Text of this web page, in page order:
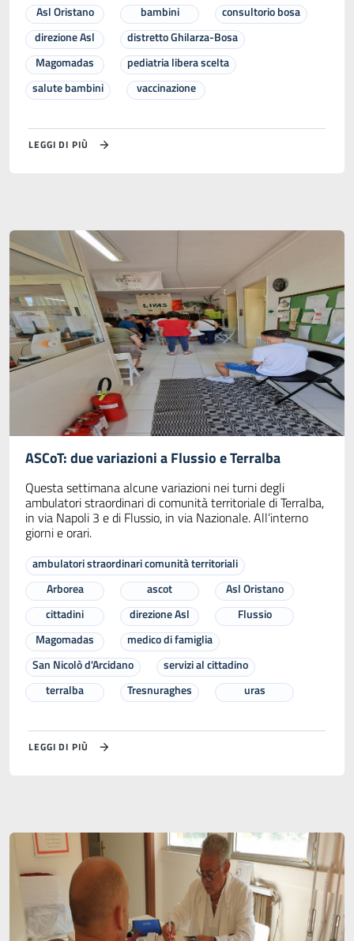
Asl Oristano bambini
consultorio bosa
direzione Asl
distretto Ghilarza-Bosa
Magomadas
pediatria libera scelta
salute bambini
vaccinazione
LEGGI DI PIÙ
ASCoT: due variazioni a Flussio e Terralba
Questa settimana alcune variazioni nei turni degli
ambulatori straordinari di comunità territoriale di Terralba,
in via Napoli 3 e di Flussio, in via Nazionale. All’interno
giorni e orari.
ambulatori straordinari comunità territoriali
Arborea
ascot
Asl Oristano
cittadini
direzione Asl
Flussio
Magomadas
medico di famiglia
San Nicolò d'Arcidano
servizi al cittadino
terralba
Tresnuraghes uras
LEGGI DI PIÙ